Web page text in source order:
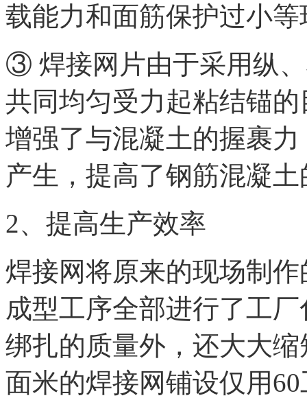
载能力和面筋保护过小等
③ 焊接网片由于采用纵
共同均匀受力起粘结锚
增强了与混凝土的握裹
产生，提高了钢筋混凝
2、提高生产效率
焊接网将原来的现场制
成型工序全部进行了工
绑扎的质量外，还大大
面米的焊接网铺设仅用